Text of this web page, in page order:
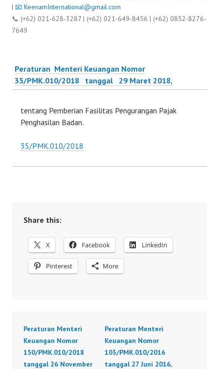
| 📧 KeenamInternational@gmail.com
📞 (+62) 021-628-3287 | (+62) 021-649-8456 | (+62) 0852-8276-
7649
Peraturan Menteri Keuangan Nomor
35/PMK.010/2018 tanggal 29 Maret 2018,
tentang Pemberian Fasilitas Pengurangan Pajak
Penghasilan Badan.
35/PMK.010/2018
Share this:
X Facebook LinkedIn
Pinterest More
Peraturan Menteri
Keuangan Nomor
150/PMK.010/2018
tanggal 26 November
Peraturan Menteri
Keuangan Nomor
103/PMK.010/2016
tanggal 27 Juni 2016,